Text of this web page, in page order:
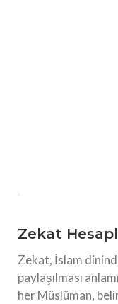
Zekat
Zekat, İslam
paylaşılması
her Müslüman,